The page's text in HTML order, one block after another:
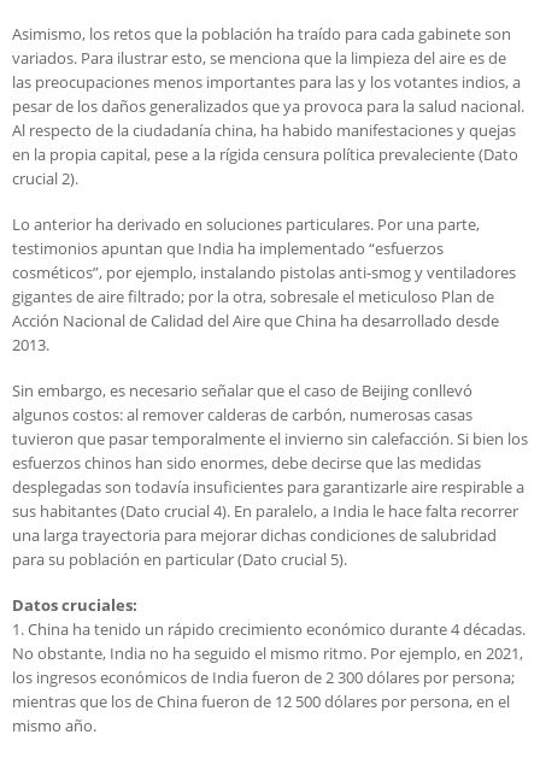
Asimismo, los retos que la población ha traído para cada gabinete son
variados. Para ilustrar esto, se menciona que la limpieza del aire es de
las preocupaciones menos importantes para las y los votantes indios, a
pesar de los daños generalizados que ya provoca para la salud nacional.
Al respecto de la ciudadanía china, ha habido manifestaciones y quejas
en la propia capital, pese a la rígida censura política prevaleciente (Dato
crucial 2).
Lo anterior ha derivado en soluciones particulares. Por una parte,
testimonios apuntan que India ha implementado “esfuerzos
cosméticos”, por ejemplo, instalando pistolas anti-smog y ventiladores
gigantes de aire filtrado; por la otra, sobresale el meticuloso Plan de
Acción Nacional de Calidad del Aire que China ha desarrollado desde
2013.
Sin embargo, es necesario señalar que el caso de Beijing conllevó
algunos costos: al remover calderas de carbón, numerosas casas
tuvieron que pasar temporalmente el invierno sin calefacción. Si bien los
esfuerzos chinos han sido enormes, debe decirse que las medidas
desplegadas son todavía insuficientes para garantizarle aire respirable a
sus habitantes (Dato crucial 4). En paralelo, a India le hace falta recorrer
una larga trayectoria para mejorar dichas condiciones de salubridad
para su población en particular (Dato crucial 5).
Datos cruciales:
1. China ha tenido un rápido crecimiento económico durante 4 décadas.
No obstante, India no ha seguido el mismo ritmo. Por ejemplo, en 2021,
los ingresos económicos de India fueron de 2 300 dólares por persona;
mientras que los de China fueron de 12 500 dólares por persona, en el
mismo año.